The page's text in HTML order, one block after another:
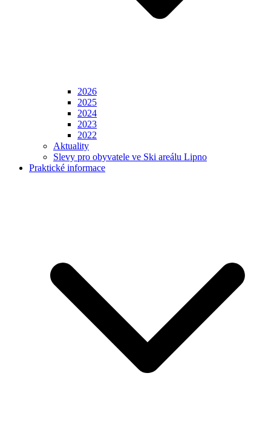
2026
2025
2024
2023
2022
Aktuality
Slevy pro obyvatele ve Ski areálu Lipno
Praktické informace